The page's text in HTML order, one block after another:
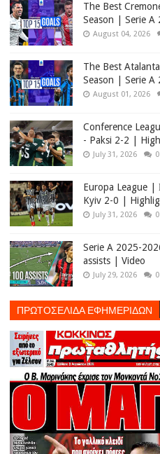
The Best
Season | Serie A
August 04, 2026
The Best
Season | Serie A
August 01, 2026
Conference
- Paksi 2-2 |
July 31, 2026 0
Europa League
Kyiv 2-0 |
July 31, 2026 0
Serie A 2025-
assists | Video
July 29, 2026 0
ΠΡΩΤΟΣΕΛΙΔΑ ΕΦΗΜΕΡΙΔΩΝ